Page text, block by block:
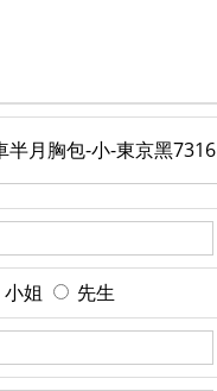
半月胸包-小-東京黑7316
小姐 先生